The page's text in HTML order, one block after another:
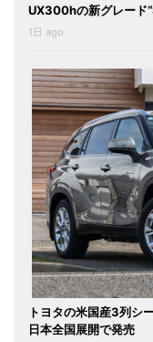
UX300hの新グレード
1日 ago
トヨタの米国産3列シ
日本全国展開で発売